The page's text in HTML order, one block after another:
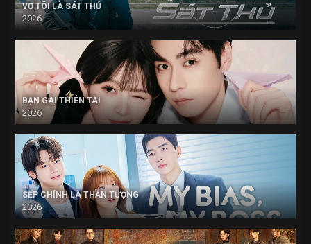
VỢ TÔI LÀ SÁT THỦ
2026
BẠN GÁI THIÊN TÀI
2026
SẾP CHÍNH LÀ THẦN TƯỢNG
2026